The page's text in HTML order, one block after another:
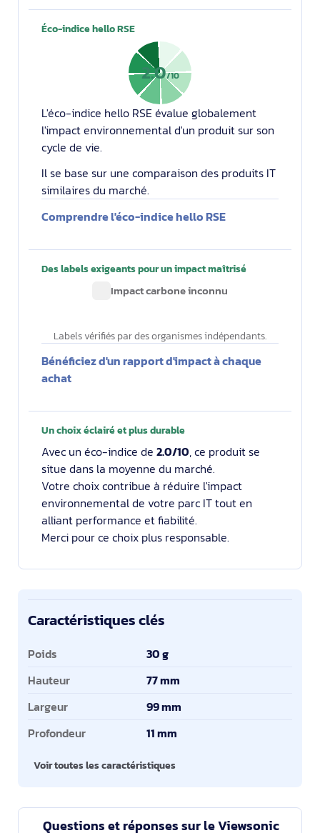
Éco-indice hello RSE
2.0/10
L'éco-indice hello RSE évalue globalement
l'impact environnemental d'un produit sur son
cycle de vie.
Il se base sur une comparaison des produits IT
similaires du marché.
Comprendre l'éco-indice hello RSE
Des labels exigeants pour un impact maîtrisé
Impact carbone inconnu
Labels vérifiés par des organismes indépendants.
Bénéficiez d'un rapport d'impact à chaque
achat
Un choix éclairé et plus durable
Avec un éco-indice de 2.0/10, ce produit se
situe dans la moyenne du marché.
Votre choix contribue à réduire l'impact
environnemental de votre parc IT tout en
alliant performance et fiabilité.
Merci pour ce choix plus responsable.
Caractéristiques clés
Caractéristiques clés
Poids
30 g
Hauteur
77 mm
Largeur
99 mm
Profondeur
11 mm
Voir toutes les caractéristiques
Questions et réponses sur le Viewsonic